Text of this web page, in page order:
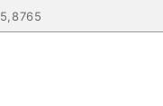
5,8765